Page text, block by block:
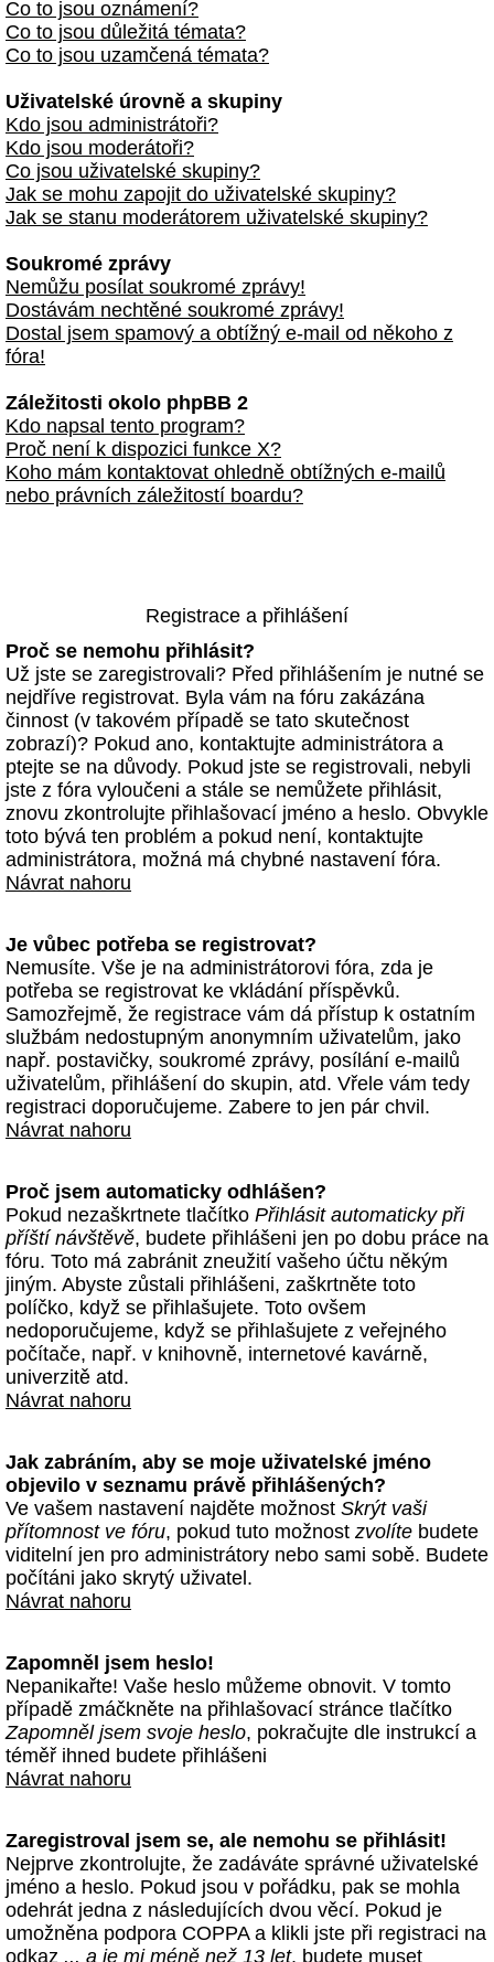
Co to jsou oznámení?
Co to jsou důležitá témata?
Co to jsou uzamčená témata?
Uživatelské úrovně a skupiny
Kdo jsou administrátoři?
Kdo jsou moderátoři?
Co jsou uživatelské skupiny?
Jak se mohu zapojit do uživatelské skupiny?
Jak se stanu moderátorem uživatelské skupiny?
Soukromé zprávy
Nemůžu posílat soukromé zprávy!
Dostávám nechtěné soukromé zprávy!
Dostal jsem spamový a obtížný e-mail od někoho z
fóra!
Záležitosti okolo phpBB 2
Kdo napsal tento program?
Proč není k dispozici funkce X?
Koho mám kontaktovat ohledně obtížných e-mailů
nebo právních záležitostí boardu?
Registrace a přihlášení
Proč se nemohu přihlásit?
Už jste se zaregistrovali? Před přihlášením je nutné se
nejdříve registrovat. Byla vám na fóru zakázána
činnost (v takovém případě se tato skutečnost
zobrazí)? Pokud ano, kontaktujte administrátora a
ptejte se na důvody. Pokud jste se registrovali, nebyli
jste z fóra vyloučeni a stále se nemůžete přihlásit,
znovu zkontrolujte přihlašovací jméno a heslo. Obvykle
toto bývá ten problém a pokud není, kontaktujte
administrátora, možná má chybné nastavení fóra.
Návrat nahoru
Je vůbec potřeba se registrovat?
Nemusíte. Vše je na administrátorovi fóra, zda je
potřeba se registrovat ke vkládání příspěvků.
Samozřejmě, že registrace vám dá přístup k ostatním
službám nedostupným anonymním uživatelům, jako
např. postavičky, soukromé zprávy, posílání e-mailů
uživatelům, přihlášení do skupin, atd. Vřele vám tedy
registraci doporučujeme. Zabere to jen pár chvil.
Návrat nahoru
Proč jsem automaticky odhlášen?
Pokud nezaškrtnete tlačítko Přihlásit automaticky při
příští návštěvě, budete přihlášeni jen po dobu práce na
fóru. Toto má zabránit zneužití vašeho účtu někým
jiným. Abyste zůstali přihlášeni, zaškrtněte toto
políčko, když se přihlašujete. Toto ovšem
nedoporučujeme, když se přihlašujete z veřejného
počítače, např. v knihovně, internetové kavárně,
univerzitě atd.
Návrat nahoru
Jak zabráním, aby se moje uživatelské jméno
objevilo v seznamu právě přihlášených?
Ve vašem nastavení najděte možnost Skrýt vaši
přítomnost ve fóru, pokud tuto možnost zvolíte budete
viditelní jen pro administrátory nebo sami sobě. Budete
počítáni jako skrytý uživatel.
Návrat nahoru
Zapomněl jsem heslo!
Nepanikařte! Vaše heslo můžeme obnovit. V tomto
případě zmáčkněte na přihlašovací stránce tlačítko
Zapomněl jsem svoje heslo, pokračujte dle instrukcí a
téměř ihned budete přihlášeni
Návrat nahoru
Zaregistroval jsem se, ale nemohu se přihlásit!
Nejprve zkontrolujte, že zadáváte správné uživatelské
jméno a heslo. Pokud jsou v pořádku, pak se mohla
odehrát jedna z následujících dvou věcí. Pokud je
umožněna podpora COPPA a klikli jste při registraci na
odkaz ... a je mi méně než 13 let, budete muset